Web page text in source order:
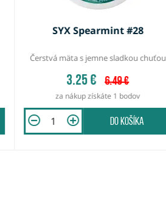
SYX Spearmint #28
Čerstvá mäta s jemne sladkou chuťou
3.25 € 6.49 €
za nákup získáte 1 bodov
do košíka